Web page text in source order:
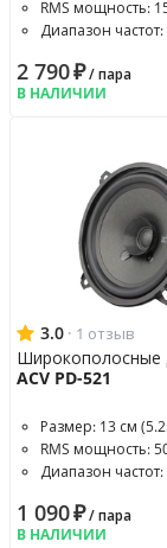
RMS мощность:
Диапазон
2 790₽/ пара
В НАЛИЧИИ
3.0 · 1 отзыв
Широкополосные
ACV PD-521
Размер: 13 см
RMS мощность:
Диапазон
1 090₽/ пара
В НАЛИЧИИ